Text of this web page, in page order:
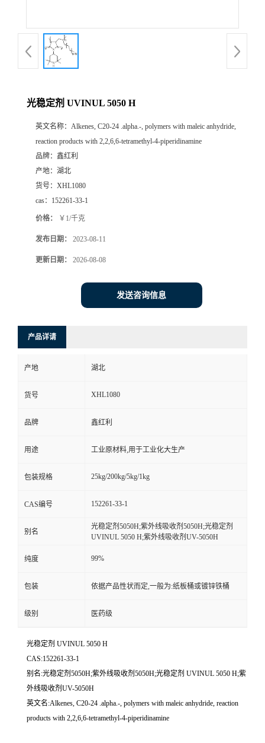
光稳定剂 UVINUL 5050 H
英文名称： Alkenes, C20-24 .alpha.-, polymers with maleic anhydride,
reaction products with 2,2,6,6-tetramethyl-4-piperidinamine
品牌： 鑫红利
产地： 湖北
货号： XHL1080
cas： 152261-33-1
价格： ￥1/千克
发布日期： 2023-08-11
更新日期： 2026-08-08
发送咨询信息
产品详请
产地 湖北
货号 XHL1080
品牌 鑫红利
用途 工业原材料,用于工业化大生产
包装规格 25kg/200kg/5kg/1kg
CAS编号 152261-33-1
别名
光稳定剂5050H;紫外线吸收剂5050H;光稳定剂
UVINUL 5050 H;紫外线吸收剂UV-5050H
纯度 99%
包装 依据产品性状而定,一般为:纸板桶或镀锌铁桶
级别 医药级
光稳定剂 UVINUL 5050 H
CAS:152261-33-1
别名:光稳定剂5050H;紫外线吸收剂5050H;光稳定剂 UVINUL 5050 H;紫
外线吸收剂UV-5050H
英文名:Alkenes, C20-24 .alpha.-, polymers with maleic anhydride, reaction
products with 2,2,6,6-tetramethyl-4-piperidinamine